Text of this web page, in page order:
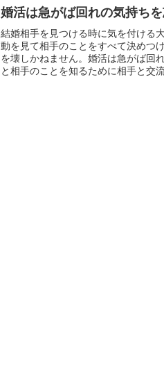
婚活は急がば回れの気持ちを
結婚相手を見つける時に気を付ける
動を見て相手のことをすべて決めつ
を壊しかねません。婚活は急がば回
と相手のことを知るために相手と交